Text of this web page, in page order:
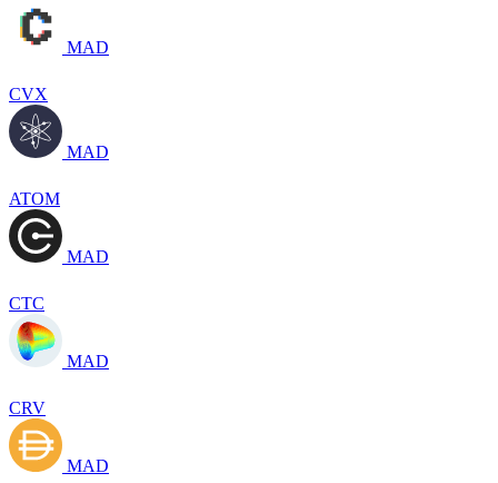
MAD
CVX
MAD
ATOM
MAD
CTC
MAD
CRV
MAD